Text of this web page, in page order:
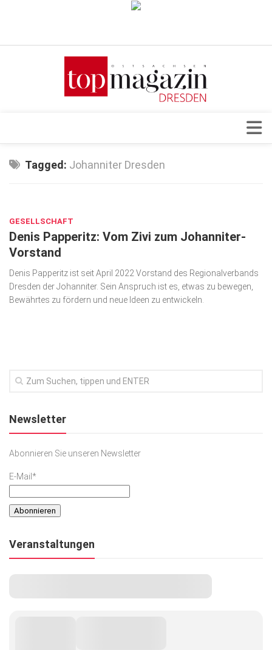
Verkaufsstellen
Top Gesundheitsforum Dresden / Ostsachsen
Geschäft
gesund & schön
Gesellschaft
Kunst & Kultur
Top Branchen
Tagged: Johanniter Dresden
GESELLSCHAFT
Denis Papperitz: Vom Zivi zum Johanniter-
Vorstand
Denis Papperitz ist seit April 2022 Vorstand des Regional­verbands
Dresden der Johanniter. Sein An­spruch ist es, etwas zu bewegen,
Bewährtes zu fördern und neue Ideen zu entwickeln.
Newsletter
Abonnieren Sie unseren Newsletter
E-Mail*
Veranstaltungen